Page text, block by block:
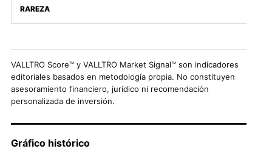
RAREZA
VALLTRO Score™ y VALLTRO Market Signal™ son indicadores
editoriales basados en metodología propia. No constituyen
asesoramiento financiero, jurídico ni recomendación
personalizada de inversión.
Gráfico histórico